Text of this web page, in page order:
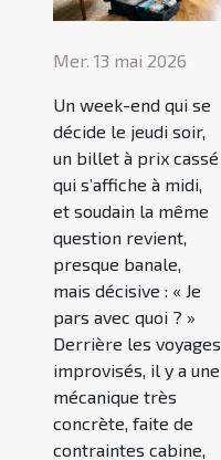
Mer. 13 mai 2026
Un week-end qui se
décide le jeudi soir,
un billet à prix cassé
qui s’affiche à midi,
et soudain la même
question revient,
presque banale,
mais décisive : « Je
pars avec quoi ? »
Derrière les voyages
improvisés, il y a une
mécanique très
concrète, faite de
contraintes cabine,